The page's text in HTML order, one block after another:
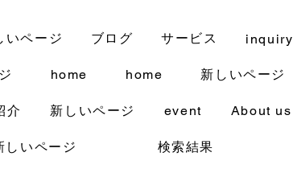
いページ ブログ サービス inquiry
home home 新しいページ
介 新しいページ event About us
しいページ 検索結果